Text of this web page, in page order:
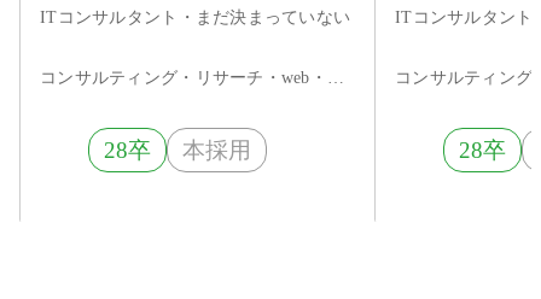
会社説明会～
ITコンサルタント・まだ決まっていない
28卒 本採用
社員が登壇】
ITコンサルタント
28卒